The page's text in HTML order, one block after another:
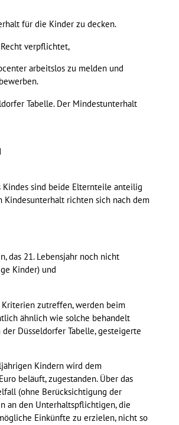
für die Kinder zu decken.
verpflichtet,
arbeitslos zu melden und
Tabelle. Der Mindestunterhalt
sind beide Elternteile anteilig
richten sich nach dem
das 21. Lebensjahr noch nicht
Kinder) und
zutreffen, werden beim
ähnlich wie solche behandelt
Düsseldorfer Tabelle, gesteigerte
Kindern wird dem
beläuft, zugestanden. Über das
(ohne Berücksichtigung der
an den Unterhaltspflichtigen, die
Einkünfte zu erzielen, nicht so